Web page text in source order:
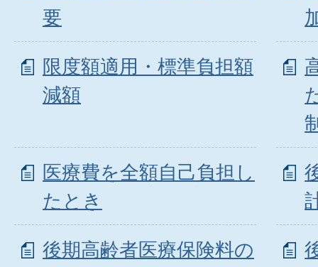
要
限度額適用・標準負担額
減額
医療費を全額自己負担し
たとき
後期高齢者医療保険料の